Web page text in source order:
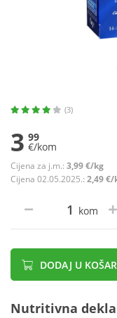
(3)
3 99
€/kom
Cijena za j.m.: 3,99 €/kg
Cijena 02.05.2025.: 2,49 €/
kom
DODAJ U
Nutritivna